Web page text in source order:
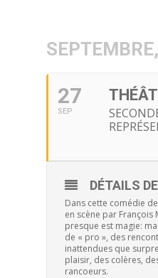
27
SEP
DÉTAILS
Dans cette comédie
en scène par François
presque est magie:
de « pro », des
inattendues que
plaisir, des colères,
rancoeurs.